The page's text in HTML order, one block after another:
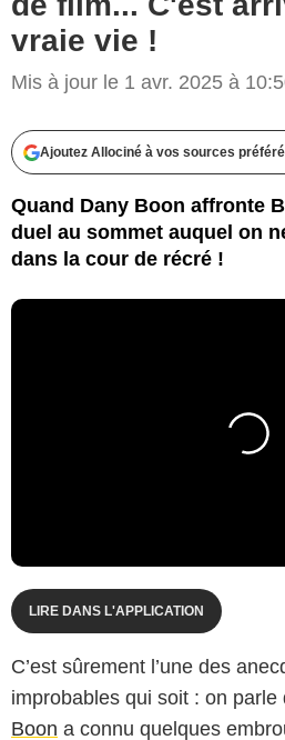
vraie vie !
Mis à jour le 1 avr. 2025 à
Ajoutez Allociné à vos sources
Quand Dany Boon affronte
duel au sommet auquel on
dans la cour de récré !
LIRE DANS L'APPLICATION
C’est sûrement l’une des
improbables qui soit : on parle
Boon a connu quelques